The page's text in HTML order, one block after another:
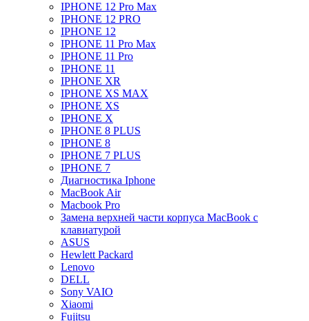
IPHONE 12 Pro Max
IPHONE 12 PRO
IPHONE 12
IPHONE 11 Pro Max
IPHONE 11 Pro
IPHONE 11
IPHONE XR
IPHONE XS MAX
IPHONE XS
IPHONE X
IPHONE 8 PLUS
IPHONE 8
IPHONE 7 PLUS
IPHONE 7
Диагностика Iphone
MacBook Air
Macbook Pro
Замена верхней части корпуса MacBook с
клавиатурой
ASUS
Hewlett Packard
Lenovo
DELL
Sony VAIO
Xiaomi
Fujitsu